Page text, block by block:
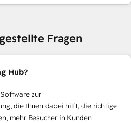
Fragen
Hub?
zur
die Ihnen dabei hilft, die richtige
mehr Besucher in Kunden